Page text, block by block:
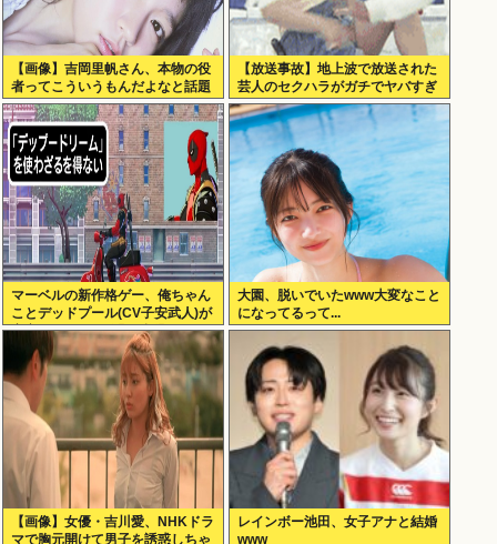
【画像】吉岡里帆さん、本物の役
者ってこういうもんだよなと話題
に
【放送事故】地上波で放送された
芸人のセクハラがガチでヤバすぎ
る…
マーベルの新作格ゲー、俺ちゃん
ことデッドプール(CV子安武人)が
安定のやりたい放題で話題に
大園、脱いでいたwww大変なこと
になってるって...
【画像】女優・吉川愛、NHKドラ
マで胸元開けて男子を誘惑しちゃ
レインボー池田、女子アナと結婚
www